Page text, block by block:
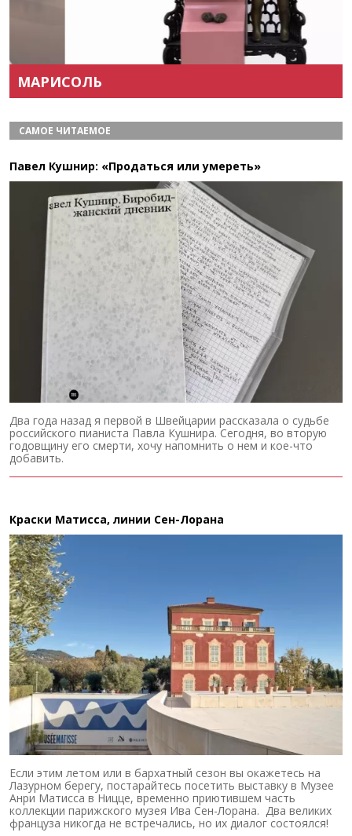
МАРИСОЛЬ
САМОЕ ЧИТАЕМОЕ
Павел Кушнир: «Продаться или умереть»
Два года назад я первой в Швейцарии рассказала о судьбе
российского пианиста Павла Кушнира. Сегодня, во вторую
годовщину его смерти, хочу напомнить о нем и кое-что
добавить.
Краски Матисса, линии Сен-Лорана
Если этим летом или в бархатный сезон вы окажетесь на
Лазурном берегу, постарайтесь посетить выставку в Музее
Анри Матисса в Ницце, временно приютившем часть
коллекции парижского музея Ива Сен-Лорана. Два великих
француза никогда не встречались, но их диалог состоялся!